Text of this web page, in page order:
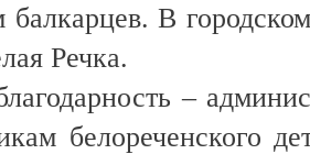
В
Речка.
–
белореченского